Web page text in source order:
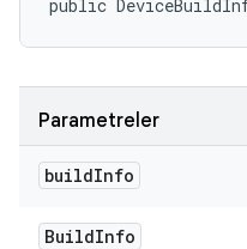
public
Parametreler
buildInfo
BuildInfo